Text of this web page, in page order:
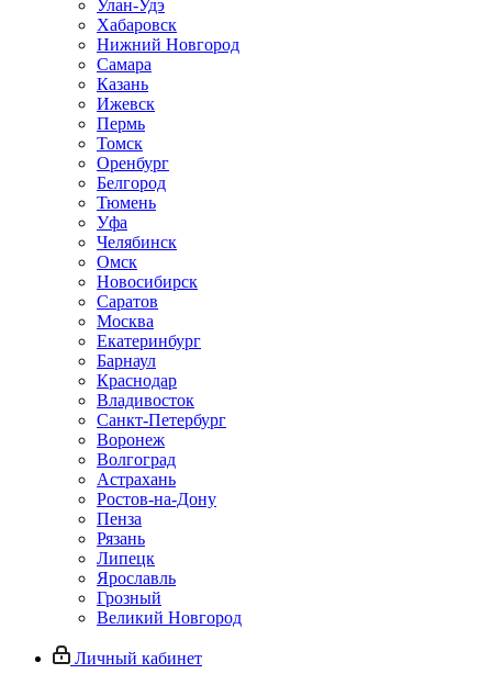
Улан-Удэ
Хабаровск
Нижний Новгород
Самара
Казань
Ижевск
Пермь
Томск
Оренбург
Белгород
Тюмень
Уфа
Челябинск
Омск
Новосибирск
Саратов
Москва
Екатеринбург
Барнаул
Краснодар
Владивосток
Санкт-Петербург
Воронеж
Волгоград
Астрахань
Ростов-на-Дону
Пенза
Рязань
Липецк
Ярославль
Грозный
Великий Новгород
Личный кабинет